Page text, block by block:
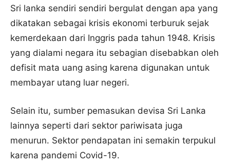
Sri lanka sendiri sendiri bergulat dengan apa yang
dikatakan sebagai krisis ekonomi terburuk sejak
kemerdekaan dari Inggris pada tahun 1948. Krisis
yang dialami negara itu sebagian disebabkan oleh
defisit mata uang asing karena digunakan untuk
membayar utang luar negeri.
Selain itu, sumber pemasukan devisa Sri Lanka
lainnya seperti dari sektor pariwisata juga
menurun. Sektor pendapatan ini semakin terpukul
karena pandemi Covid-19.